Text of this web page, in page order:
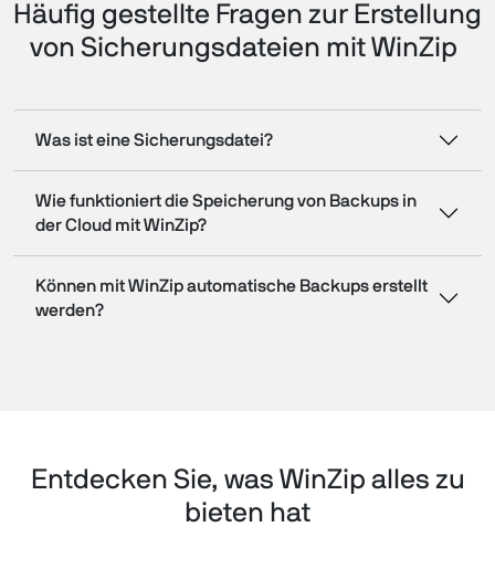
Häufig gestellte Fragen zur Erstellung
von Sicherungsdateien mit WinZip
Was ist eine Sicherungsdatei?
Wie funktioniert die Speicherung von Backups in
der Cloud mit WinZip?
Können mit WinZip automatische Backups erstellt
werden?
Entdecken Sie, was WinZip alles zu
bieten hat